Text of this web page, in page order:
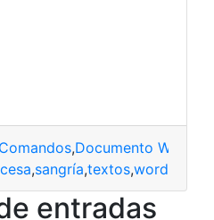
Comandos,Documento Word
,sangría,textos,word
entradas